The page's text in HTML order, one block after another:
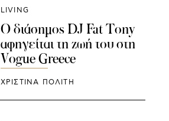
LIVING
Ο διάσημος DJ Fat Tony
αφηγείται τη ζωή του στη
Vogue Greece
ΧΡΙΣΤΙΝΑ ΠΟΛΙΤΗ